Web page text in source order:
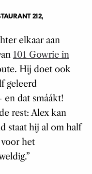
212,
elkaar aan
101 Gowrie in
Hij doet ook
geleerd
dat smáákt!
rest: Alex kan
staat hij al om half
het